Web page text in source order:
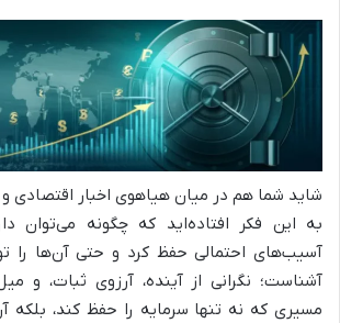
شاید شما هم در میان هیاهوی اخبار اقتصادی و
به این فکر افتاده‌اید که چگونه می‌توان
آسیب‌های احتمالی حفظ کرد و حتی آن‌ها را
آشناست؛ نگرانی از آینده، آرزوی ثبات، و
مسیری که نه تنها سرمایه را حفظ کند،